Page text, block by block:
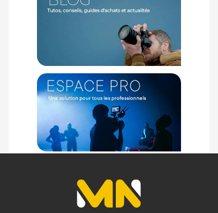
(1) Sous réserve d'éligibilité.
(2) Nombre de points Fidélité estimés, hors remises au panier, basé
sur le prix TTC en €, les points seront effectivement calculés dans le